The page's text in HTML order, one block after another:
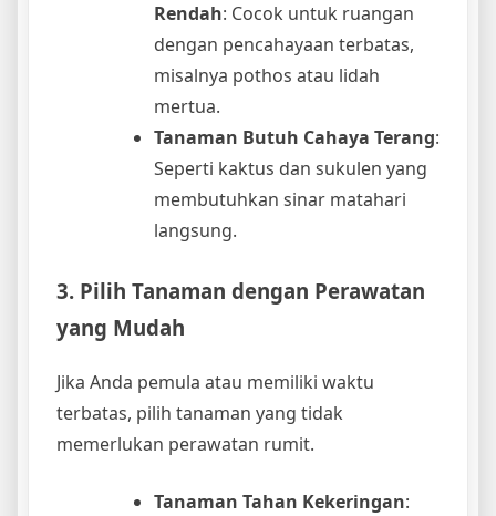
Rendah: Cocok untuk ruangan
dengan pencahayaan terbatas,
misalnya pothos atau lidah
mertua.
Tanaman Butuh Cahaya Terang:
Seperti kaktus dan sukulen yang
membutuhkan sinar matahari
langsung.
3. Pilih Tanaman dengan Perawatan
yang Mudah
Jika Anda pemula atau memiliki waktu
terbatas, pilih tanaman yang tidak
memerlukan perawatan rumit.
Tanaman Tahan Kekeringan: